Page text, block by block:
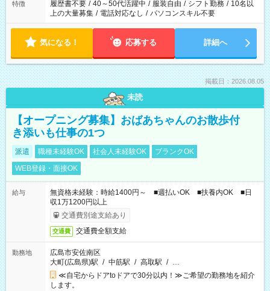
特徴 履歴書不要 / 40～50代活躍中 / 服装自由 / シフト勤務 / 10名以
上の大量募集 / 電話対応なし / パソコンスキル不要
気になる！ 応募する 詳細へ
掲載日：2026.08.05
未読
【オープニング募集】おばあちゃんのお散歩付
き添いも仕事の1つ
派遣 職種未経験OK 社会人未経験OK
ブランクOK
WEB登録・面接OK
給与
無資格未経験：時給1400円～ ■週払いOK ■扶養内OK ■日
収1万1200円以上
交通費別途支給あり
交通費 交通費全額支給
勤務地
広島市安佐南区
大町(広島県)駅 / 中筋駅 / 高取駅 / …
≪自宅からドアtoドアで30分以内！≫ご希望の勤務地を紹介
します。